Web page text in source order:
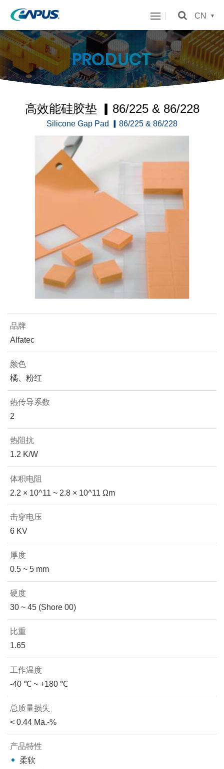
翰
兴
科
技
主
单
CN
PRODUCT
高效能硅胶垫 ▎86/225 & 86/228
Silicone Gap Pad ▎86/225 & 86/228
品牌
Alfatec
颜色
橘、粉红
热传导系数
2
热阻抗
1.2 K/W
体积电阻
2.2 × 10^11 ~ 2.8 × 10^11 Ωm
击穿电压
6 KV
厚度
0.5 ~ 5 mm
硬度
30 ~ 45 (Shore 00)
比重
1.65
工作温度
-40 ℃ ~ +180 ℃
总质量损失
< 0.44 Ma.-%
产品特性
柔软